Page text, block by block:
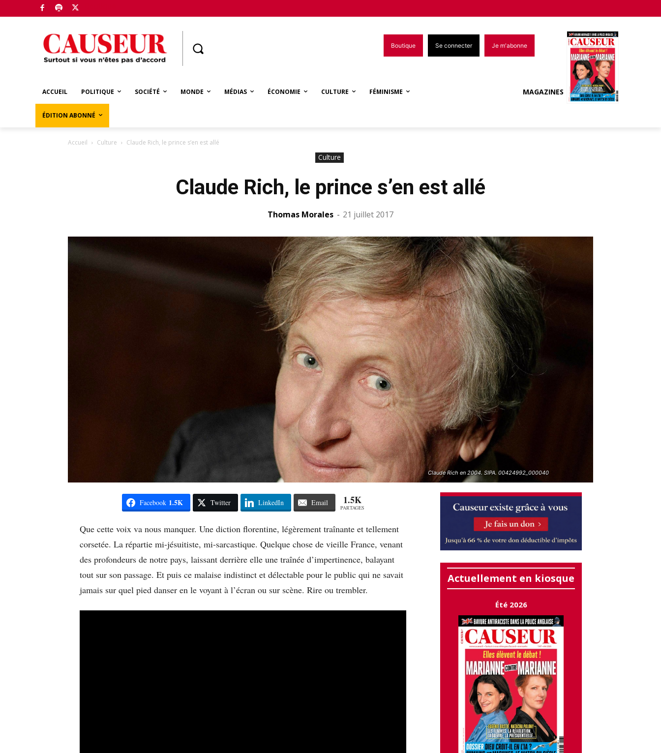
Boutique Se connecter Je m'abonne
ACCUEIL POLITIQUE SOCIÉTÉ MONDE MÉDIAS ÉCONOMIE CULTURE FÉMINISME
ÉDITION ABONNÉ
MAGAZINES
Accueil Culture Claude Rich, le prince s’en est allé
Culture
Claude Rich, le prince s’en est allé
Thomas Morales - 21 juillet 2017
Claude Rich en 2004. SIPA. 00424992_000040
Facebook 1.5K Twitter LinkedIn Email 1.5K
PARTAGES
Que cette voix va nous manquer. Une diction florentine, légèrement traînante et tellement
corsetée. La répartie mi-jésuitiste, mi-sarcastique. Quelque chose de vieille France, venant
des profondeurs de notre pays, laissant derrière elle une traînée d’impertinence, balayant
tout sur son passage. Et puis ce malaise indistinct et délectable pour le public qui ne savait
jamais sur quel pied danser en le voyant à l’écran ou sur scène. Rire ou trembler.
Actuellement en kiosque
Été 2026